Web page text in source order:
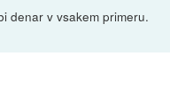
denar v vsakem primeru.